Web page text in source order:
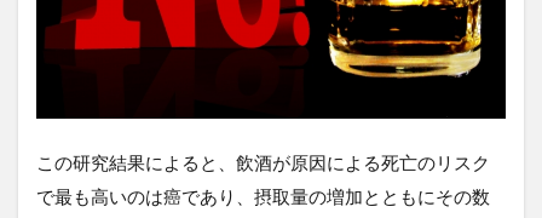
この研究結果によると、飲酒が原因による死亡のリスク
で最も高いのは癌であり、摂取量の増加とともにその数